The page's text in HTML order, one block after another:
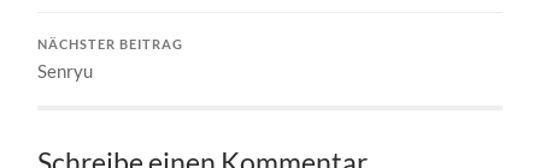
NÄCHSTER BEITRAG
Senryu